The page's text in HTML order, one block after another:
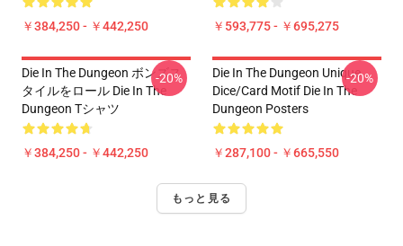
￥384,250 - ￥442,250 ￥593,775 - ￥695,275
Die In The Dungeon ボンズス
タイルをロール Die In The
Dungeon Tシャツ
￥384,250 - ￥442,250
-20%
Die In The Dungeon Unique
Dice/Card Motif Die In The
Dungeon Posters
￥287,100 - ￥665,550
-20%
もっと見る